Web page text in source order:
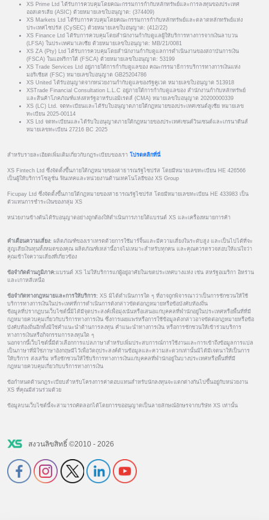
XS Prime Ltd ได้รับการควบคุมโดยคณะกรรมการกำกับหลักทรัพย์และการลงทุนของประเทศ
ออสเตรเลีย (ASIC) ด้วยหมายเลขใบอนุญาต: (374409)
XS Markets Ltd ได้รับการควบคุมโดยคณะกรรมการกำกับหลักทรัพย์และตลาดหลักทรัพย์แห่ง
ประเทศไซปรัส (CySEC) ด้วยหมายเลขใบอนุญาต: (412/22)
XS Finance Ltd ได้รับการควบคุมโดยสำนักงานกำกับดูแลผู้ให้บริการทางการจากเงินลาบวน
(LFSA) ในประเทศมาเลเซีย ด้วยหมายเลขใบอนุญาต: MB/21/0081
XS ZA (Pty) Ltd ได้รับการควบคุมโดยสำนักงานกำกับดูแลการดำเนินงานของสถาบันการเงิน
(FSCA) ในแอฟริกาใต้ (FSCA) ด้วยหมายเลขใบอนุญาต: 53199
XS Trade Services Ltd อยู่ภายใต้การกำกับดูแลของ คณะกรรมาธิการบริการทางการเงินแห่ง
มอริเชียส (FSC) หมายเลขใบอนุญาต GB25204786
XS United ได้รับอนุญาตจากหน่วยงานกำกับดูแลของรัฐคูเวต หมายเลขใบอนุญาต 513918
XSTrade Financial Consultation L.L.C อยู่ภายใต้การกำกับดูแลของ สำนักงานกำกับหลักทรัพย์
และสินค้าโภคภัณฑ์แห่งสหรัฐอาหรับเอมิเรตส์ (CMA) หมายเลขใบอนุญาต 20200000339
XS (LC) Ltd. จดทะเบียนและได้รับใบอนุญาตภายใต้กฎหมายของประเทศเซนต์ลูเซีย หมายเลข
ทะเบียน 2025-00114
XS Ltd จดทะเบียนและได้รับใบอนุญาตภายใต้กฎหมายของประเทศเซนต์วินเซนต์และเกรนาดีนส์
หมายเลขทะเบียน 27216 BC 2025
สำหรับรายละเอียดเพิ่มเติมเกี่ยวกับกฎระเบียบของเรา โปรดคลิกที่นี่
XS Fintech Ltd ซึ่งจัดตั้งขึ้นภายใต้กฎหมายของสาธารณรัฐไซปรัส โดยมีหมายเลขทะเบียน HE 426566
เป็นผู้ให้บริการโซลูชั่น ฟินเทคและหน่วยงานด้านเทคโนโลยีของ XS Group
Ficupay Ltd ซึ่งจัดตั้งขึ้นภายใต้กฎหมายของสาธารณรัฐไซปรัส โดยมีหมายเลขทะเบียน HE 433983 เป็น
ตัวแทนการชำระเงินของกลุ่ม XS
หน่วยงานข้างต้นได้รับอนุญาตอย่างถูกต้องให้ดำเนินการภายใต้แบรนด์ XS และเครื่องหมายการค้า
คำเตือนความเสี่ยง: ผลิตภัณฑ์ของเราเทรดด้วยการใช้มาร์จิ้นและมีความเสี่ยงในระดับสูง และเป็นไปได้ที่จะ
สูญเสียเงินทุนทั้งหมดของคุณ ผลิตภัณฑ์เหล่านี้อาจไม่เหมาะสำหรับทุกคน และคุณควรตรวจสอบให้แน่ใจว่า
คุณเข้าใจความเสี่ยงที่เกี่ยวข้อง
ข้อจำกัดด้านภูมิภาค: แบรนด์ XS ไม่ให้บริการแก่ผู้อยู่อาศัยในเขตประเทศบางแห่ง เช่น สหรัฐอเมริกา อิหร่าน
และเกาหลีเหนือ
ข้อจำกัดทางกฎหมายและการให้บริการ: XS มิได้ดำเนินการใด ๆ ที่อาจถูกพิจารณาว่าเป็นการชักชวนให้ใช้
บริการทางการเงินในประเทศที่การดำเนินการดังกล่าวขัดต่อกฎหมายหรือข้อบังคับท้องถิ่น
ข้อมูลที่ปรากฏบนเว็บไซต์นี้มิได้มีจุดประสงค์เพื่อมุ่งเน้นหรือเสนอแก่บุคคลที่พำนักอยู่ในประเทศหรือพื้นที่ที่มี
กฎหมายควบคุมเกี่ยวกับบริการทางการเงิน ซึ่งการเผยแพร่หรือการใช้ข้อมูลดังกล่าวอาจขัดต่อกฎหมายหรือข้อ
บังคับท้องถิ่นอีกทั้งมิใช่คำแนะนำด้านการลงทุน คำแนะนำทางการเงิน หรือการชักชวนให้เข้าร่วมบริการ
ทางการเงินหรือกิจกรรมการลงทุนใด ๆ
นอกจากนี้เว็บไซต์นี้มีตัวเลือกการแปลภาษาสำหรับเพิ่มประสบการณ์การใช้งานและการเข้าถึงข้อมูลการแปล
เป็นภาษาที่มิใช่ภาษาอังกฤษมีไว้เพื่อวัตถุประสงค์ด้านข้อมูลและความสะดวกเท่านั้นมิได้มีเจตนาให้เป็นการ
ให้บริการ ส่งเสริม หรือชักชวนให้ใช้บริการทางการเงินแก่บุคคลที่พำนักอยู่ในบางประเทศหรือพื้นที่ที่มี
กฎหมายควบคุมเกี่ยวกับบริการทางการเงิน
ข้อกำหนดด้านกฎระเบียบสำหรับโครงการค่าตอบแทนสำหรับนักลงทุนจะแตกต่างกันไปขึ้นอยู่กับหน่วยงาน
XS ที่คุณมีส่วนร่วมด้วย
ข้อมูลบนเว็บไซต์นี้จะสามารถคัดลอกได้โดยการขออนุญาตเป็นลายลักษณ์อักษรจากบริษัท XS เท่านั้น
สงวนลิขสิทธิ์ ©2010 - 2026